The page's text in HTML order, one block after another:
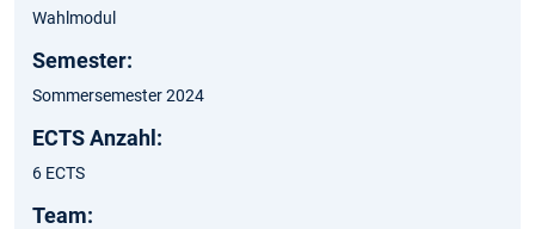
Wahlmodul
Semester:
Sommersemester 2024
ECTS Anzahl:
6 ECTS
Team: